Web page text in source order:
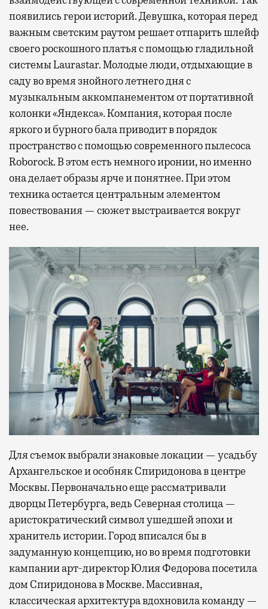
появились герои историй. Девушка, которая перед
важным светским раутом решает отпарить шлейф
своего роскошного платья с помощью гладильной
системы Laurastar. Молодые люди, отдыхающие в
саду во время знойного летнего дня с
музыкальным аккомпанементом от портативной
колонки «Яндекса». Компания, которая после
яркого и бурного бала приводит в порядок
пространство с помощью современного пылесоса
Roborock. В этом есть немного иронии, но именно
она делает образы ярче и понятнее. При этом
техника остается центральным элементом
повествования — сюжет выстраивается вокруг
нее.
Для съемок выбрали знаковые локации — усадьбу
Архангельское и особняк Спиридонова в центре
Москвы. Первоначально еще рассматривали
дворцы Петербурга, ведь Северная столица —
аристократический символ ушедшей эпохи и
хранитель истории. Город вписался бы в
задуманную концепцию, но во время подготовки
кампании арт-директор Юлия Федорова посетила
дом Спиридонова в Москве. Массивная,
классическая архитектура вдохновила команду —